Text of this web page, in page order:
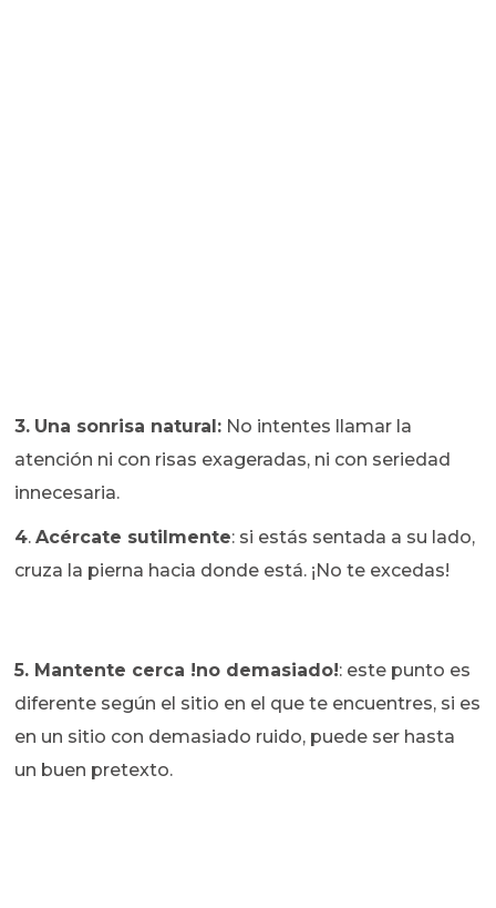
3. Una sonrisa natural: No intentes llamar la
atención ni con risas exageradas, ni con seriedad
innecesaria.
4.Acércate sutilmente: si estás sentada a su lado,
cruza la pierna hacia donde está. ¡No te excedas!
5. Mantente cerca !no demasiado!: este punto es
diferente según el sitio en el que te encuentres, si es
en un sitio con demasiado ruido, puede ser hasta
un buen pretexto.